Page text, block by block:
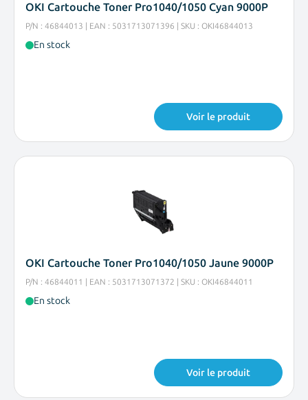
OKI Cartouche Toner Pro1040/1050 Cyan 9000P
P/N : 46844013 | EAN : 5031713071396 | SKU : OKI46844013
En stock
Voir le produit
OKI Cartouche Toner Pro1040/1050 Jaune 9000P
P/N : 46844011 | EAN : 5031713071372 | SKU : OKI46844011
En stock
Voir le produit